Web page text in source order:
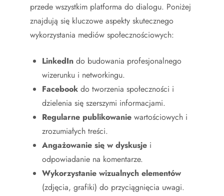
przede wszystkim platforma do dialogu. Poniżej
znajdują się kluczowe aspekty skutecznego
wykorzystania mediów społecznościowych:
LinkedIn do budowania profesjonalnego
wizerunku i networkingu.
Facebook do tworzenia społeczności i
dzielenia się szerszymi informacjami.
Regularne publikowanie wartościowych i
zrozumiałych treści.
Angażowanie się w dyskusje i
odpowiadanie na komentarze.
Wykorzystanie wizualnych elementów
(zdjęcia, grafiki) do przyciągnięcia uwagi.